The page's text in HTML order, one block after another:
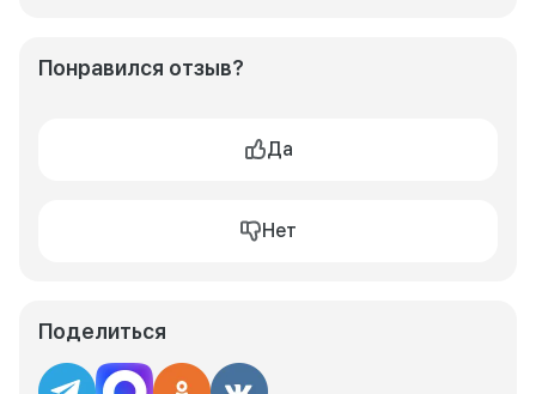
Понравился отзыв?
Да
Нет
Поделиться